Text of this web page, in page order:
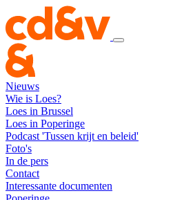
Nieuws
Wie is Loes?
Loes in Brussel
Loes in Poperinge
Podcast 'Tussen krijt en beleid'
Foto's
In de pers
Contact
Interessante documenten